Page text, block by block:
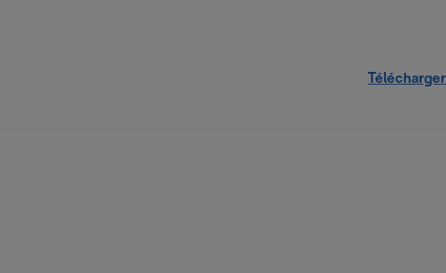
Télécharger